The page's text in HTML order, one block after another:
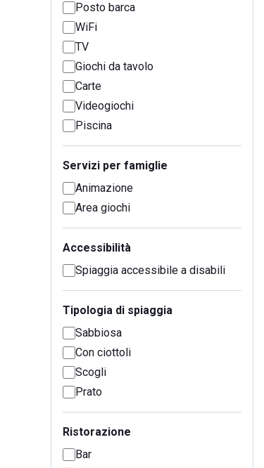
Posto barca
WiFi
TV
Giochi da tavolo
Carte
Videogiochi
Piscina
Servizi per famiglie
Animazione
Area giochi
Accessibilità
Spiaggia accessibile a disabili
Tipologia di spiaggia
Sabbiosa
Con ciottoli
Scogli
Prato
Ristorazione
Bar